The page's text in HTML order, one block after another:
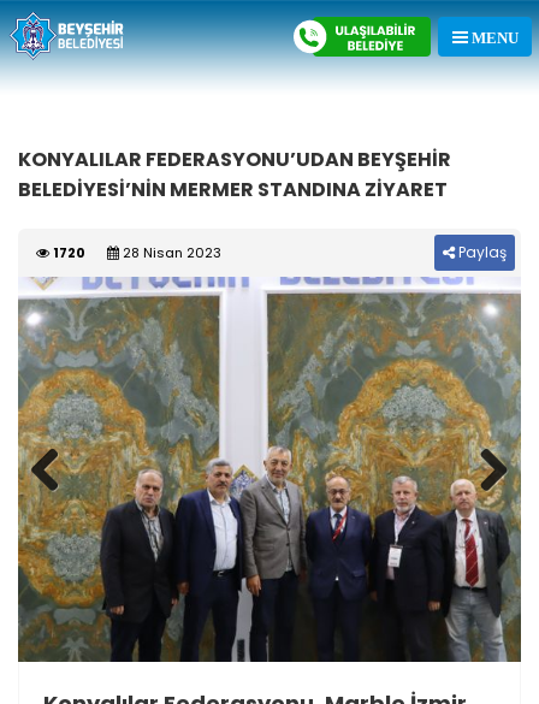
KONYALILAR FEDERASYONU’UDAN BEYŞEHİR
BELEDİYESİ’NİN MERMER STANDINA ZİYARET
1720 28 Nisan 2023 Paylaş
Previous Next